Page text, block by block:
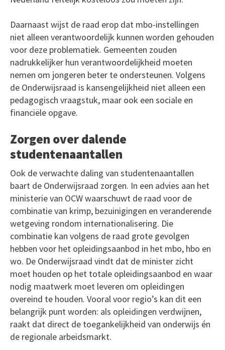
Daarnaast wijst de raad erop dat mbo-instellingen
niet alleen verantwoordelijk kunnen worden gehouden
voor deze problematiek. Gemeenten zouden
nadrukkelijker hun verantwoordelijkheid moeten
nemen om jongeren beter te ondersteunen. Volgens
de Onderwijsraad is kansengelijkheid niet alleen een
pedagogisch vraagstuk, maar ook een sociale en
financiële opgave.
Zorgen over dalende
studentenaantallen
Ook de verwachte daling van studentenaantallen
baart de Onderwijsraad zorgen. In een advies aan het
ministerie van OCW waarschuwt de raad voor de
combinatie van krimp, bezuinigingen en veranderende
wetgeving rondom internationalisering. Die
combinatie kan volgens de raad grote gevolgen
hebben voor het opleidingsaanbod in het mbo, hbo en
wo. De Onderwijsraad vindt dat de minister zicht
moet houden op het totale opleidingsaanbod en waar
nodig maatwerk moet leveren om opleidingen
overeind te houden. Vooral voor regio’s kan dit een
belangrijk punt worden: als opleidingen verdwijnen,
raakt dat direct de toegankelijkheid van onderwijs én
de regionale arbeidsmarkt.